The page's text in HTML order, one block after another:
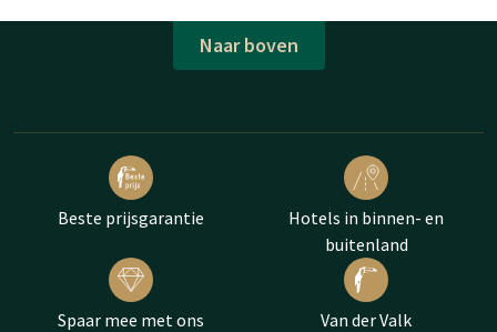
Naar boven
Beste prijsgarantie
Hotels in binnen- en
buitenland
Spaar mee met ons
Van der Valk